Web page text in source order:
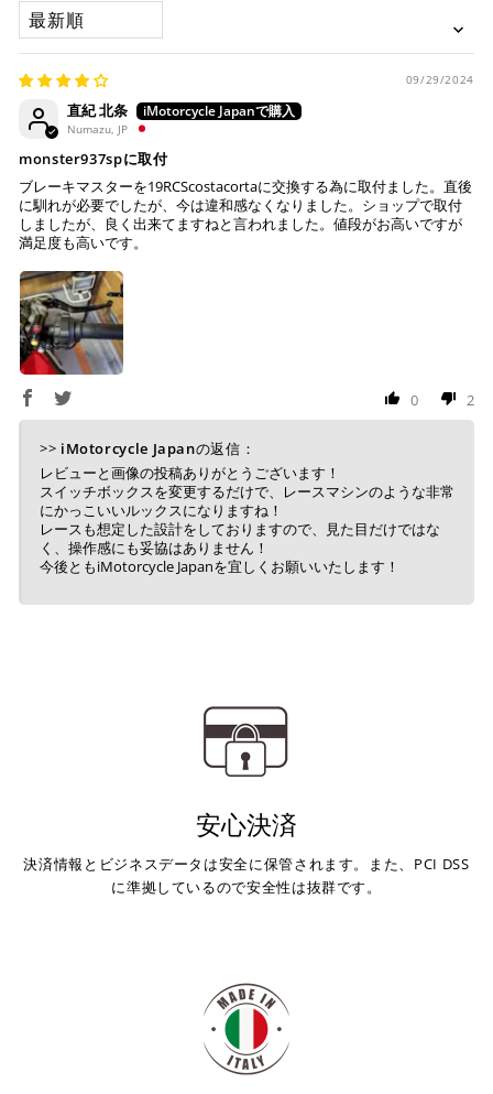
SCRAMBLER NEXT-GEN ICON '23-25
SCRAMBLER NEXT-GEN ICON DARK '25
SCRAMBLER 1100 '18-19
SCRAMBLER 1100 DARK PRO '20-23
SCRAMBLER 1100 SPORT '18-19
SCRAMBLER 1100 SPORT PRO '20-25
SCRAMBLER 1100 TRIBUTE PRO '22-23
SUPERSPORT 939 '17-20
SUPERSPORT 939 S '17-20
SUPERSPORT 950 '21-24
SUPERSPORT 950 S '21-24
STREETFIGHTER V2 '22-24
す。
※ Diners Clubは分割払い非対応のため、一括払い・リ
ボ払いのみご利用頂けます。
※ 手数料、利息はご利用のカード会社の定めによります
ので、事前にご確認ください。
楽天ペイ
いつもの楽天IDとパスワードを使ってスムーズなお支払
いが可能です。
楽天ポイントが貯まる・使える！「簡単」「あんしん」
「お得」な楽天ペイをご利用ください。
※ 楽天ポイントが貯まるのは楽天カード・楽天ポイン
※ 現在楽天ペイでご使用頂けるクレジットカードは
Visa、Mastercard、JCBのみです。
キャッシュレス決済
※ ご利用には事前にPayPay、Apple Payの利用登録が
(事前決済)
店内端末にて操作後、レジにてお支払いください。
※ 支払期限はご注文日より7日以内とさせて頂いてお
り、万が一過ぎてしまった場合は自動でご注文はキャン
お取り寄せの場合
・商品ページの納期はあくまで目安になりますので、納期が
早まる場合もございます。
・運送状況や繁忙期の影響により遅れが生じる場合もござい
ます。
配送送料について
１回のご注文で商品代金合計が¥11,000(税込）以上の場合
は、送料が無料となります。
※通常送料は¥770(税込)です。
配送会社について
ヤマト運輸になります。 配送会社の指定はできかねます。
09/29/2024
直紀 北条
Numazu, JP
monster937spに取付
ブレーキマスターを19RCScostacortaに交換する為に取付ました。直後
に馴れが必要でしたが、今は違和感なくなりました。ショップで取付
しましたが、良く出来てますねと言われました。値段がお高いですが
満足度も高いです。
0 2
>> iMotorcycle Japanの返信：
レビューと画像の投稿ありがとうございます！
スイッチボックスを変更するだけで、レースマシンのような非常
にかっこいいルックスになりますね！
レースも想定した設計をしておりますので、見た目だけではな
く、操作感にも妥協はありません！
今後ともiMotorcycle Japanを宜しくお願いいたします！
安心決済
決済情報とビジネスデータは安全に保管されます。また、PCI DSS
に準拠しているので安全性は抜群です。